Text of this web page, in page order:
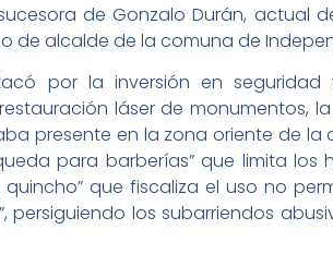
de Gonzalo Durán, actual
de alcalde de la comuna de
por la inversión en seguridad
láser de monumentos,
presente en la zona oriente de la
para barberías” que limita los
que fiscaliza el uso no
persiguiendo los subarriendos